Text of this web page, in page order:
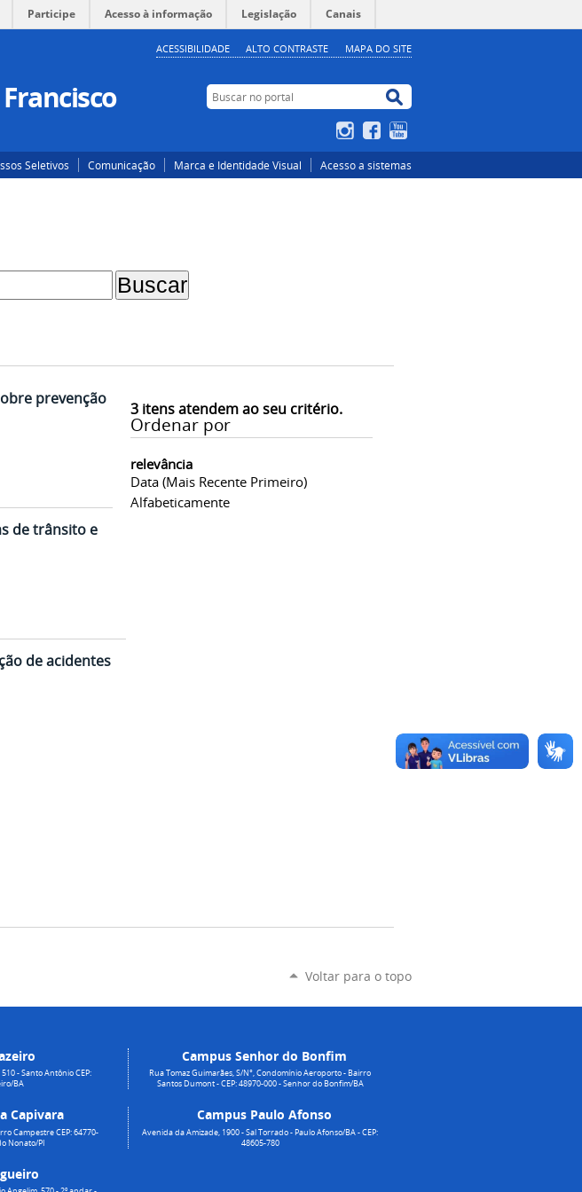
Participe Acesso à informação Legislação Canais
ACESSIBILIDADE ALTO CONTRASTE MAPA DO SITE
Buscar no portal
Buscar no portal
InstagramFacebook
Seletivos Comunicação Marca e Identidade Visual Acesso a sistemas
3itens atendem ao seu critério.
Ordenar por
relevância
Data (mais Recente Primeiro)
Alfabeticamente
prevenção
de trânsito e
de acidentes
Voltar para o topo
- Santo Antônio CEP:
BA
Capivara
Campestre CEP: 64770-
Nonato/PI
Campus Senhor do Bonfim
Rua Tomaz Guimarães, S/N°, Condomínio Aeroporto - Bairro
Santos Dumont - CEP: 48970-000 - Senhor do Bonfim/BA
Campus Paulo Afonso
Avenida da Amizade, 1900 - Sal Torrado - Paulo Afonso/BA - CEP:
48605-780